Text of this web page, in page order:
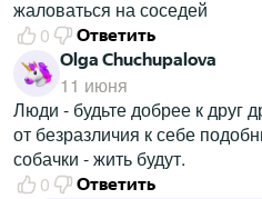
жаловаться на соседей
0
Ответить
Olga Chuchupalova
11 июня
Люди - будьте добрее к друг
от безразличия к себе
собачки - жить будут.
0
Ответить